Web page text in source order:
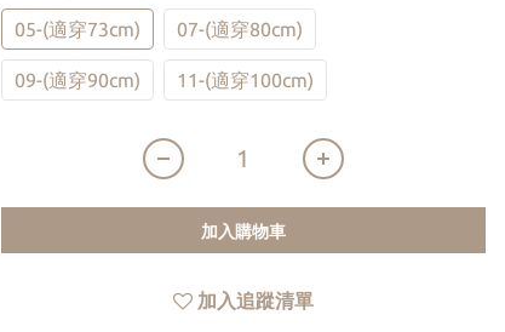
05-(適穿73cm) 07-(適穿80cm)
09-(適穿90cm) 11-(適穿100cm)
加入購物車
加入追蹤清單